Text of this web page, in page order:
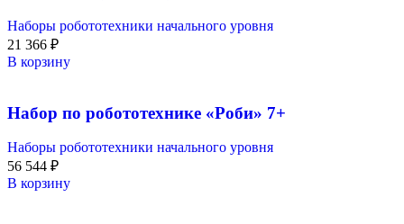
Наборы робототехники начального уровня
21 366 ₽
В корзину
Набор по робототехнике «Роби» 7+
Наборы робототехники начального уровня
56 544 ₽
В корзину